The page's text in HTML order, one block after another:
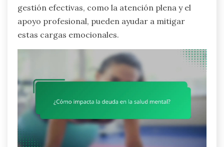
gestión efectivas, como la atención plena y el
apoyo profesional, pueden ayudar a mitigar
estas cargas emocionales.